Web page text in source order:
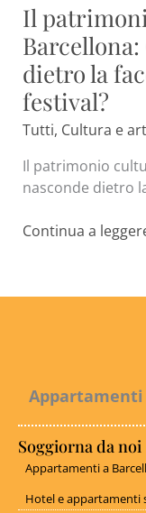
Il
Barcellona:
dietro la
festival?
Tutti, Cultura e
Il patrimonio
nasconde dietro
città
dei
festival?
Continua a
Appartamenti
Soggiorna da noi
Appartamenti a
Hotel e appartamenti